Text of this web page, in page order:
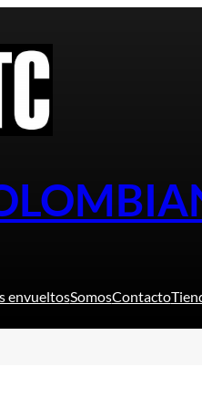
envueltosSomosContacto